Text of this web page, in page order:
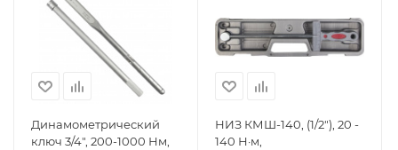
Динамометрический
ключ 3/4", 200-1000 Нм,
НИЗ КМШ-140, (1/2″), 20 -
140 Н·м,